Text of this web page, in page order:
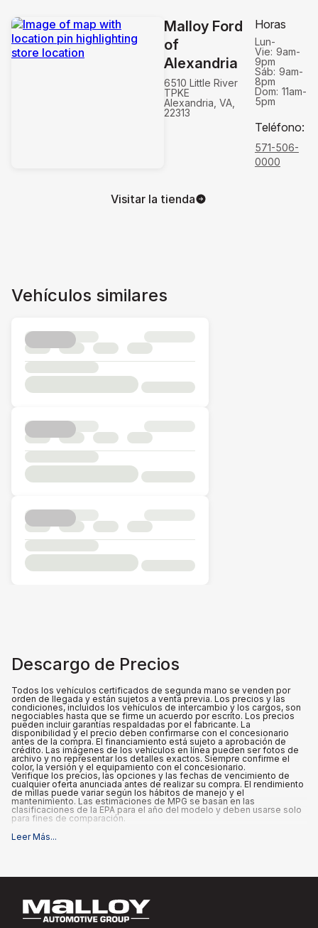
Malloy Ford
of
Alexandria
6510 Little River
TPKE
Alexandria, VA,
22313
Horas
Lun-
Vie: 9am-
9pm
Sáb: 9am-
8pm
Dom: 11am-
5pm
Teléfono:
571-506-
0000
Visitar la tienda
Vehículos similares
Descargo de Precios
Todos los vehículos certificados de segunda mano se venden por
orden de llegada y están sujetos a venta previa. Los precios y las
condiciones, incluidos los vehículos de intercambio y los cargos, son
negociables hasta que se firme un acuerdo por escrito. Los precios
pueden incluir garantías respaldadas por el fabricante. La
disponibilidad y el precio deben confirmarse con el concesionario
antes de la compra. El financiamiento está sujeto a aprobación de
crédito. Las imágenes de los vehículos en línea pueden ser fotos de
archivo y no representar los detalles exactos. Siempre confirme el
color, la versión y el equipamiento con el concesionario.
Verifique los precios, las opciones y las fechas de vencimiento de
cualquier oferta anunciada antes de realizar su compra. El rendimiento
de millas puede variar según los hábitos de manejo y el
mantenimiento. Las estimaciones de MPG se basan en las
clasificaciones de la EPA para el año del modelo y deben usarse solo
para fines de comparación.
Qué está incluido
seleccionado por el comprador, así como los impuestos estatales y
locales, placas, registro y tarifas de título.
Leer Más...